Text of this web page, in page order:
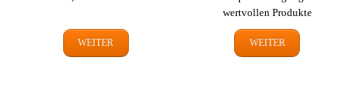
WEITER
wertvollen Produkte
WEITER